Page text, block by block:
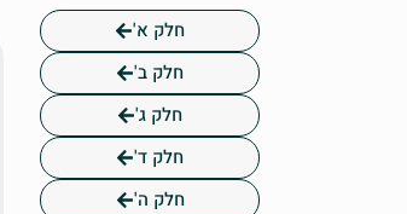
חלק א'
חלק ב'
חלק ג'
חלק ד'
חלק ה'